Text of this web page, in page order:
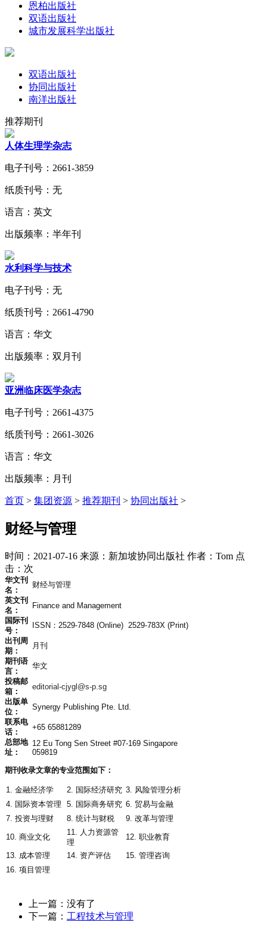
恩柏出版社
双语出版社
城市发展科学出版社
双语出版社
协同出版社
南洋出版社
推荐期刊
人体生理学杂志
电子刊号：2661-3859
纸质刊号：无
语言：英文
出版频率：半年刊
水利科学与技术
电子刊号：无
纸质刊号：2661-4790
语言：华文
出版频率：双月刊
亚洲临床医学杂志
电子刊号：2661-4375
纸质刊号：2661-3026
语言：华文
出版频率：月刊
首页 > 集团资源 > 推荐期刊 > 协同出版社 >
财经与管理
时间：2021-07-16 来源：新加坡协同出版社 作者：Tom 点
击： 次
华文刊
名：
财经与管理
英文刊
名：
Finance and Management
国际刊
号：
ISSN：2529-7848 (Online) 2529-783X (Print)
出刊周
期：
月刊
期刊语
言：
华文
投稿邮
箱：
editorial-cjygl@s-p.sg
出版单
位：
Synergy Publishing Pte. Ltd.
联系电
话：
+65 65881289
总部地
址：
12 Eu Tong Sen Street #07-169 Singapore
059819
期刊收录文章的专业范围如下：
1. 金融经济学 2. 国际经济研究 3. 风险管理分析
4. 国际资本管理
5. 国际商务研究 6. 贸易与金融
7. 投资与理财
8. 统计与财税 9. 改革与管理
10. 商业文化
11. 人力资源管
理
12. 职业教育
13. 成本管理 14. 资产评估
15. 管理咨询
16. 项目管理
上一篇：没有了
下一篇： 工程技术与管理